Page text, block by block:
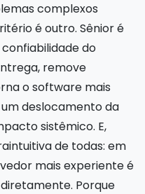
complexos
é outro. Sênior é
do
remove
o software mais
deslocamento da
sistêmico. E,
de todas: em
mais experiente é
Porque